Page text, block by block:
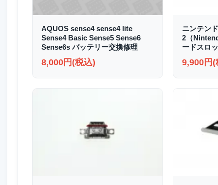
AQUOS sense4 sense4 lite
Sense4 Basic Sense5 Sense6
Sense6s バッテリー交換修理
8,000円(税込)
ニンテン
2（
ードスロ
9,900円(